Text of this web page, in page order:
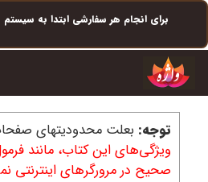
انجام هر سفارشی ابتدا به سیستم وارد شوید
بعلت محدودیتهای صفحات وب،
این کتاب، مانند فرمول‌ها و
در مرورگرهای اینترنتی نمایش